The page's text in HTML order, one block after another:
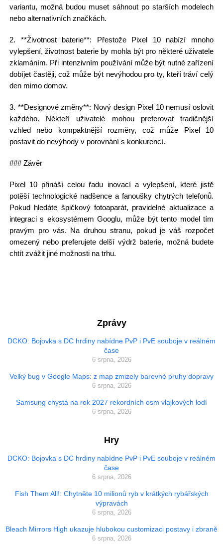
variantu, možná budou muset sáhnout po starších modelech
nebo alternativních značkách.
2. **Životnost baterie**: Přestože Pixel 10 nabízí mnoho
vylepšení, životnost baterie by mohla být pro některé uživatele
zklamáním. Při intenzivním používání může být nutné zařízení
dobíjet častěji, což může být nevýhodou pro ty, kteří tráví celý
den mimo domov.
3. **Designové změny**: Nový design Pixel 10 nemusí oslovit
každého. Někteří uživatelé mohou preferovat tradičnější
vzhled nebo kompaktnější rozměry, což může Pixel 10
postavit do nevýhody v porovnání s konkurencí.
### Závěr
Pixel 10 přináší celou řadu inovací a vylepšení, které jistě
potěší technologické nadšence a fanoušky chytrých telefonů.
Pokud hledáte špičkový fotoaparát, pravidelné aktualizace a
integraci s ekosystémem Googlu, může být tento model tím
pravým pro vás. Na druhou stranu, pokud je váš rozpočet
omezený nebo preferujete delší výdrž baterie, možná budete
chtít zvážit jiné možnosti na trhu.
Zprávy
DCKO: Bojovka s DC hrdiny nabídne PvP i PvE souboje v reálném
čase
6 srpna, 2026
Velký bug v Google Maps: z map zmizely barevné pruhy dopravy
6 srpna, 2026
Samsung chystá na rok 2027 rekordních osm vlajkových lodí
6 srpna, 2026
Hry
DCKO: Bojovka s DC hrdiny nabídne PvP i PvE souboje v reálném
čase
6 srpna, 2026
Fish Them All!: Chytněte 10 milionů ryb v krátkých rybářských
výpravách
6 srpna, 2026
Bleach Mirrors High ukazuje hlubokou customizaci postavy i zbraně
6 srpna, 2026